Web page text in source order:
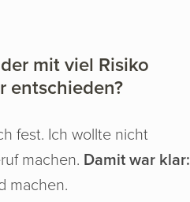
mit viel Risiko
entschieden?
fest. Ich wollte nicht
machen. Damit war klar:
machen.